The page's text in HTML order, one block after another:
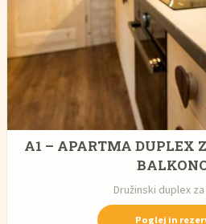
A1 – APARTMA DUPLEX
Družinski duplex za
Poglej in